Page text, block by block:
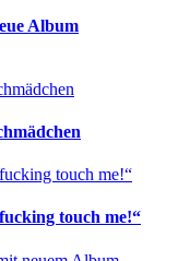
Album
touch me!“